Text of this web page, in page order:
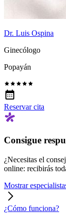
Dr. Luis Ospina
Ginecólogo
Popayán
Reservar cita
Consigue
¿Necesitas el
online: recibirás
Mostrar
¿Cómo funciona?